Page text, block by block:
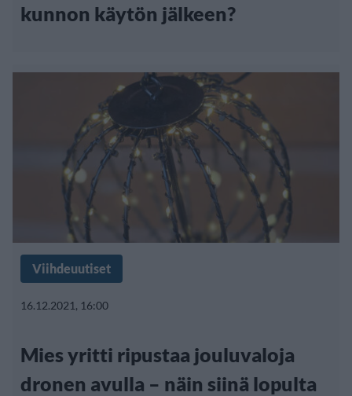
kunnon käytön jälkeen?
Viihdeuutiset
16.12.2021, 16:00
Mies yritti ripustaa jouluvaloja
dronen avulla – näin siinä lopulta